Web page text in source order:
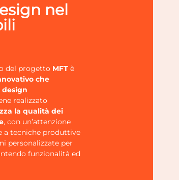
nel
del progetto MFTè
che
realizzato
la qualità dei
, con un’attenzione
a tecniche produttive
personalizzate per
funzionalità ed